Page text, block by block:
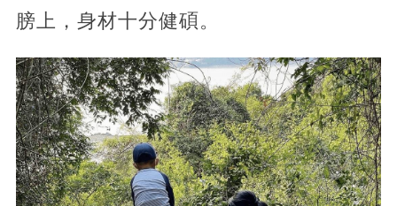
膀上，身材十分健碩。